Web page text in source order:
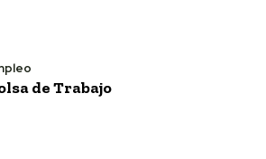
de Trabajo